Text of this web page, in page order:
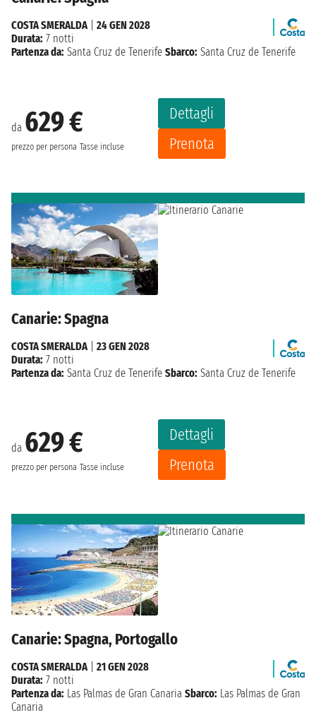
da 629 €
prezzo per persona Tasse incluse
Dettagli
Prenota
COSTA SMERALDA| 24 GEN 2028
Durata: 7 notti
Partenza da: Santa Cruz de Tenerife Sbarco: Santa Cruz de Tenerife
Canarie: Spagna
da 629 €
prezzo per persona Tasse incluse
Dettagli
Prenota
COSTA SMERALDA| 23 GEN 2028
Durata: 7 notti
Partenza da: Santa Cruz de Tenerife Sbarco: Santa Cruz de Tenerife
Canarie: Spagna, Portogallo
COSTA SMERALDA| 21 GEN 2028
Durata: 7 notti
Partenza da: Las Palmas de Gran Canaria Sbarco: Las Palmas de Gran
Canaria